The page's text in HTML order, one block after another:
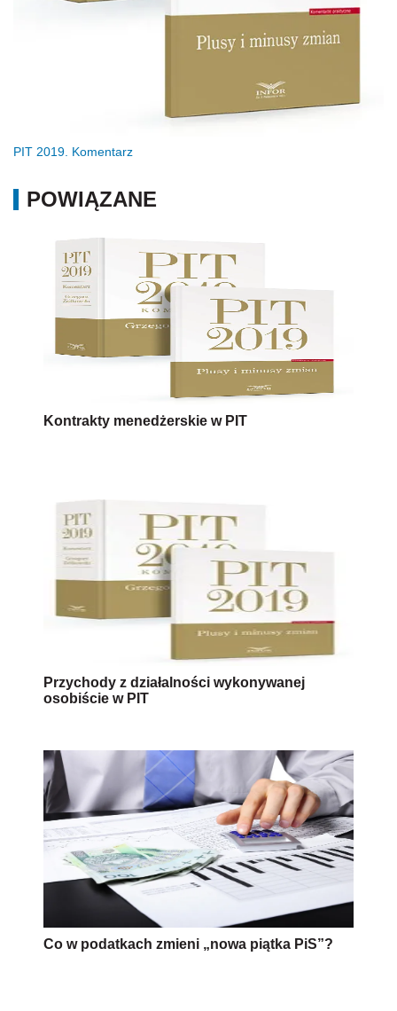
PIT 2019. Komentarz
POWIĄZANE
Kontrakty menedżerskie w PIT
Przychody z działalności wykonywanej
osobiście w PIT
Co w podatkach zmieni „nowa piątka PiS”?